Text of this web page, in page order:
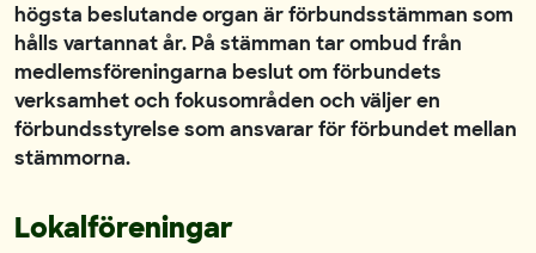
högsta beslutande organ är förbundsstämman som
hålls vartannat år. På stämman tar ombud från
medlemsföreningarna beslut om förbundets
verksamhet och fokusområden och väljer en
förbundsstyrelse som ansvarar för förbundet mellan
stämmorna.
Lokalföreningar